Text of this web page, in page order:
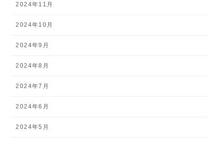
2024年11月
2024年10月
2024年9月
2024年8月
2024年7月
2024年6月
2024年5月